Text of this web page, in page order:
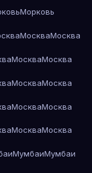
Морковь
МоскваМосква
МоскваМосква
МоскваМосква
МоскваМосква
МоскваМосква
МумбаиМумбаи